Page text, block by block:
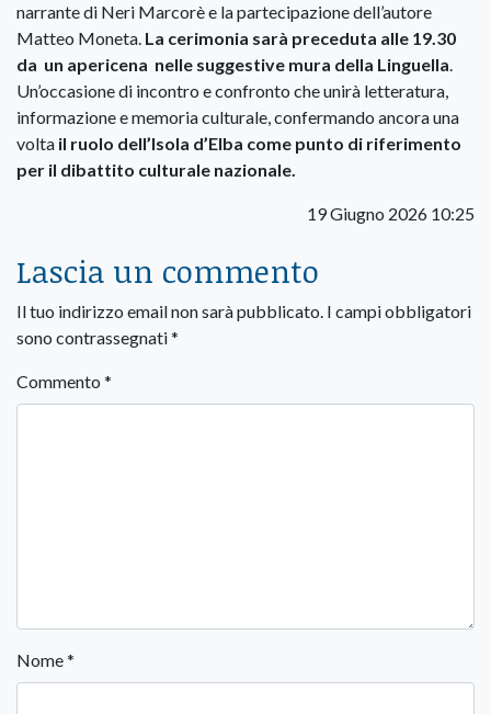
narrante di Neri Marcorè e la partecipazione dell’autore
Matteo Moneta. La cerimonia sarà preceduta alle 19.30
da un apericena nelle suggestive mura della Linguella.
Un’occasione di incontro e confronto che unirà letteratura,
informazione e memoria culturale, confermando ancora una
volta il ruolo dell’Isola d’Elba come punto di riferimento
per il dibattito culturale nazionale.
19 Giugno 2026 10:25
Lascia un commento
Il tuo indirizzo email non sarà pubblicato. I campi obbligatori
sono contrassegnati*
Commento *
Nome*